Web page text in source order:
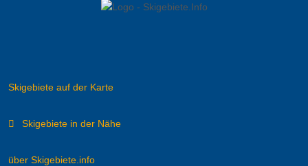
Skigebiete auf der Karte
Skigebiete in der Nähe
über Skigebiete.info